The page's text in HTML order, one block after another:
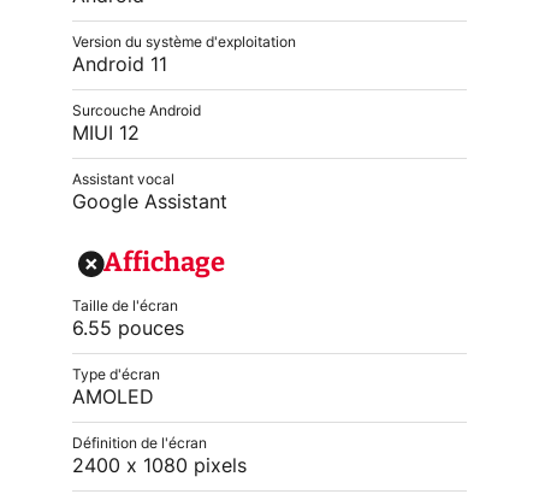
Version du système d'exploitation
Android 11
Surcouche Android
MIUI 12
Assistant vocal
Google Assistant
Affichage
Taille de l'écran
6.55 pouces
Type d'écran
AMOLED
Définition de l'écran
2400 x 1080 pixels